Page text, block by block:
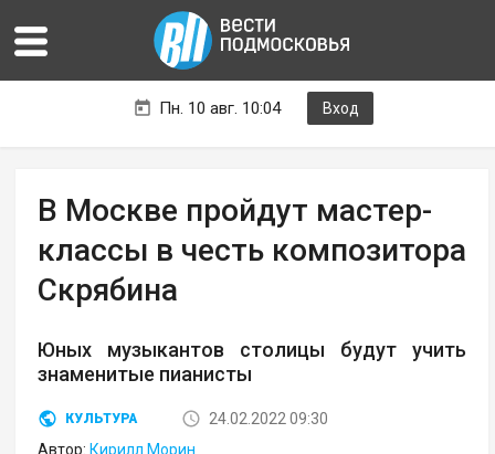
Пн. 10 авг. 10:04 Вход
В Москве пройдут мастер-
классы в честь композитора
Скрябина
Юных музыкантов столицы будут учить
знаменитые пианисты
КУЛЬТУРА
24.02.2022 09:30
Автор: Кирилл Морин